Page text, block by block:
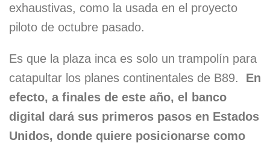
exhaustivas, como la usada en el proyecto
piloto de octubre pasado.
Es que la plaza inca es solo un trampolín para
catapultar los planes continentales de B89. En
efecto, a finales de este año, el banco
digital dará sus primeros pasos en Estados
Unidos, donde quiere posicionarse como